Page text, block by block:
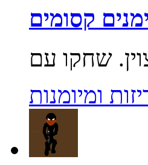
קסומים
ומיומנות